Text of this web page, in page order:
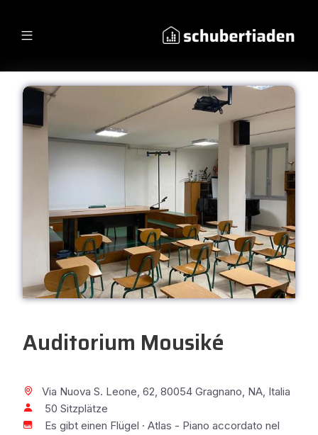
Auditorium Mousiké
Via Nuova S. Leone, 62, 80054 Gragnano, NA, Italia
50 Sitzplätze
Es gibt einen Flügel · Atlas - Piano accordato nel